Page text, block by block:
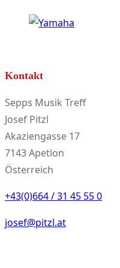
Kontakt
Sepps Musik Treff
Josef Pitzl
Akaziengasse 17
7143 Apetlon
Österreich
+43(0)664 / 31 45 55 0
josef@pitzl.at